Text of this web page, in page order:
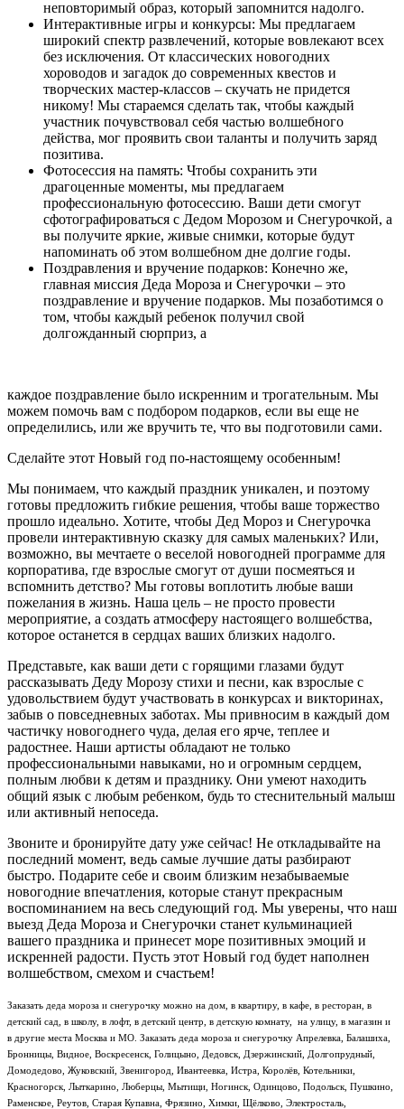
неповторимый образ, который запомнится надолго.
Интерактивные игры и конкурсы: Мы предлагаем
широкий спектр развлечений, которые вовлекают всех
без исключения. От классических новогодних
хороводов и загадок до современных квестов и
творческих мастер-классов – скучать не придется
никому! Мы стараемся сделать так, чтобы каждый
участник почувствовал себя частью волшебного
действа, мог проявить свои таланты и получить заряд
позитива.
Фотосессия на память: Чтобы сохранить эти
драгоценные моменты, мы предлагаем
профессиональную фотосессию. Ваши дети смогут
сфотографироваться с Дедом Морозом и Снегурочкой, а
вы получите яркие, живые снимки, которые будут
напоминать об этом волшебном дне долгие годы.
Поздравления и вручение подарков: Конечно же,
главная миссия Деда Мороза и Снегурочки – это
поздравление и вручение подарков. Мы позаботимся о
том, чтобы каждый ребенок получил свой
долгожданный сюрприз, а
каждое поздравление было искренним и трогательным. Мы
можем помочь вам с подбором подарков, если вы еще не
определились, или же вручить те, что вы подготовили сами.
Сделайте этот Новый год по-настоящему особенным!
Мы понимаем, что каждый праздник уникален, и поэтому
готовы предложить гибкие решения, чтобы ваше торжество
прошло идеально. Хотите, чтобы Дед Мороз и Снегурочка
провели интерактивную сказку для самых маленьких? Или,
возможно, вы мечтаете о веселой новогодней программе для
корпоратива, где взрослые смогут от души посмеяться и
вспомнить детство? Мы готовы воплотить любые ваши
пожелания в жизнь. Наша цель – не просто провести
мероприятие, а создать атмосферу настоящего волшебства,
которое останется в сердцах ваших близких надолго.
Представьте, как ваши дети с горящими глазами будут
рассказывать Деду Морозу стихи и песни, как взрослые с
удовольствием будут участвовать в конкурсах и викторинах,
забыв о повседневных заботах. Мы привносим в каждый дом
частичку новогоднего чуда, делая его ярче, теплее и
радостнее. Наши артисты обладают не только
профессиональными навыками, но и огромным сердцем,
полным любви к детям и празднику. Они умеют находить
общий язык с любым ребенком, будь то стеснительный малыш
или активный непоседа.
Звоните и бронируйте дату уже сейчас! Не откладывайте на
последний момент, ведь самые лучшие даты разбирают
быстро. Подарите себе и своим близким незабываемые
новогодние впечатления, которые станут прекрасным
воспоминанием на весь следующий год. Мы уверены, что наш
выезд Деда Мороза и Снегурочки станет кульминацией
вашего праздника и принесет море позитивных эмоций и
искренней радости. Пусть этот Новый год будет наполнен
волшебством, смехом и счастьем!
Заказать деда мороза и снегурочку можно на дом, в квартиру, в кафе, в ресторан, в
детский сад, в школу, в лофт, в детский центр, в детскую комнату, на улицу, в магазин и
в другие места Москва и МО. Заказать деда мороза и снегурочку Апрелевка, Балашиха,
Бронницы, Видное, Воскресенск, Голицыно, Дедовск, Дзержинский, Долгопрудный,
Домодедово, Жуковский, Звенигород, Ивантеевка, Истра, Королёв, Котельники,
Красногорск, Лыткарино, Люберцы, Мытищи, Ногинск, Одинцово, Подольск, Пушкино,
Раменское, Реутов, Старая Купавна, Фрязино, Химки, Щёлково, Электросталь,